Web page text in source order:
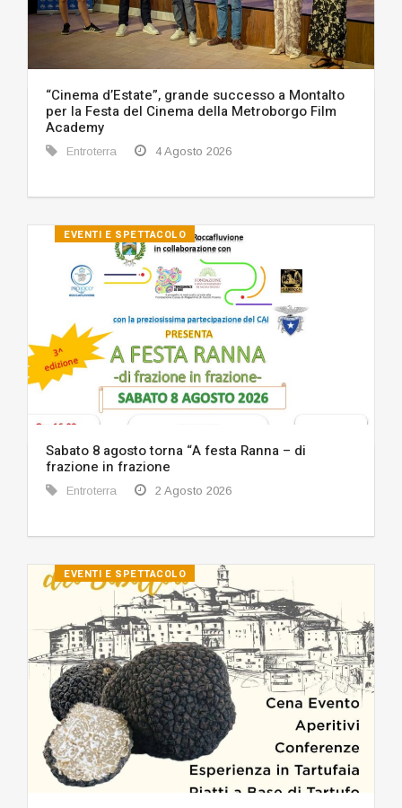
“Cinema d’Estate”, grande successo a Montalto
per la Festa del Cinema della Metroborgo Film
Academy
Entroterra 4 Agosto 2026
EVENTI E SPETTACOLO
Sabato 8 agosto torna “A festa Ranna – di
frazione in frazione
Entroterra 2 Agosto 2026
EVENTI E SPETTACOLO